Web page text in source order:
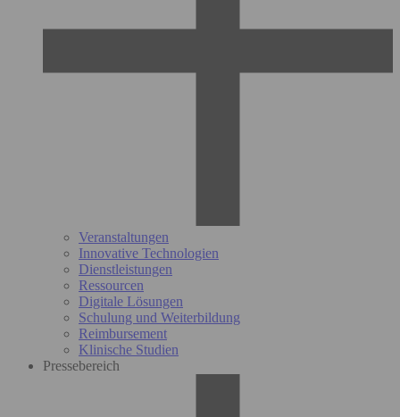
Veranstaltungen
Innovative Technologien
Dienstleistungen
Ressourcen
Digitale Lösungen
Schulung und Weiterbildung
Reimbursement
Klinische Studien
Pressebereich